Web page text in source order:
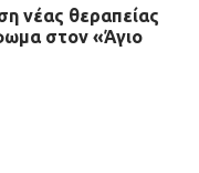
νέας θεραπείας
στον «Άγιο